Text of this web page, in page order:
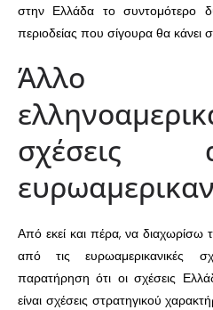
στην Ελλάδα το συντομότερο
περιοδείας που σίγουρα θα κάνει
σχέσεις
Από εκεί και πέρα, να διαχωρίσω
από τις ευρωαμερικανικές
παρατήρηση ότι οι σχέσεις
είναι σχέσεις στρατηγικού